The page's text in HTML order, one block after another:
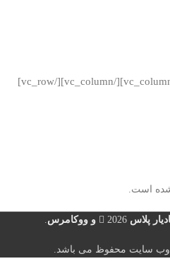
است.
پلاس2026 و ووکامرس.
وب سایت محفوظ می باشد.